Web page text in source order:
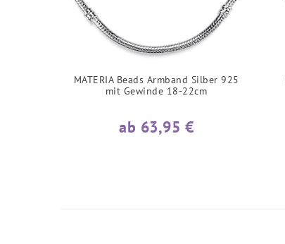
MATERIA Beads Armband Silber 925
mit Gewinde 18-22cm
ab 63,95 €